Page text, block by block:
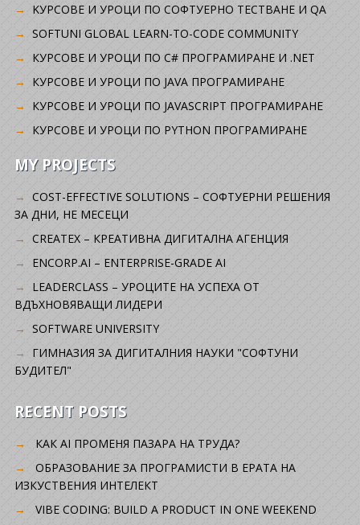
KУРСОВЕ И УРОЦИ ПО СОФТУЕРНО ТЕСТВАНЕ И QA
SOFTUNI GLOBAL LEARN-TO-CODE COMMUNITY
КУРСОВЕ И УРОЦИ ПО C# ПРОГРАМИРАНЕ И .NET
КУРСОВЕ И УРОЦИ ПО JAVA ПРОГРАМИРАНЕ
КУРСОВЕ И УРОЦИ ПО JAVASCRIPT ПРОГРАМИРАНЕ
КУРСОВЕ И УРОЦИ ПО PYTHON ПРОГРАМИРАНЕ
MY PROJECTS
COST-EFFECTIVE SOLUTIONS – СОФТУЕРНИ РЕШЕНИЯ
ЗА ДНИ, НЕ МЕСЕЦИ
CREATEX – КРЕАТИВНА ДИГИТАЛНА АГЕНЦИЯ
ENCORP.AI – ENTERPRISE-GRADE AI
LEADERCLASS – УРОЦИТЕ НА УСПЕХА ОТ
ВДЪХНОВЯВАЩИ ЛИДЕРИ
SOFTWARE UNIVERSITY
ГИМНАЗИЯ ЗА ДИГИТАЛНИЯ НАУКИ "СОФТУНИ
БУДИТЕЛ"
RECENT POSTS
КАК AI ПРОМЕНЯ ПАЗАРА НА ТРУДА?
ОБРАЗОВАНИЕ ЗА ПРОГРАМИСТИ В ЕРАТА НА
ИЗКУСТВЕНИЯ ИНТЕЛЕКТ
VIBE CODING: BUILD A PRODUCT IN ONE WEEKEND